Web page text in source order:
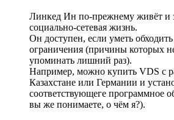
Линкед Ин по-прежнему живёт и
социально-сетевая жизнь.
Он доступен, если уметь
ограничения (причины которых
упоминать лишний раз).
Например, можно купить VDS с
Казахстане или Германии и
соответствующеге программное
вы же понимаете, о чём я?).